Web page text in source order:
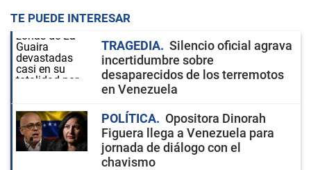
TE PUEDE INTERESAR
TRAGEDIA
Silencio oficial agrava
incertidumbre sobre
desaparecidos de los terremotos
en Venezuela
POLÍTICA
Opositora Dinorah
Figuera llega a Venezuela para
jornada de diálogo con el
chavismo